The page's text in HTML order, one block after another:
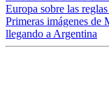
Europa sobre las
Primeras imágenes de
llegando a Argentina